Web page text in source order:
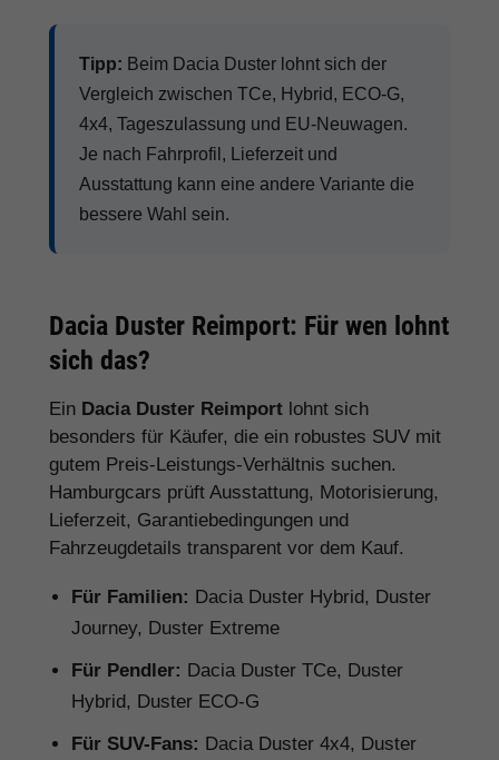
Tipp: Beim Dacia Duster lohnt sich der
Vergleich zwischen TCe, Hybrid, ECO-G,
4x4, Tageszulassung und EU-Neuwagen.
Je nach Fahrprofil, Lieferzeit und
Ausstattung kann eine andere Variante die
bessere Wahl sein.
Dacia Duster Reimport: Für wen lohnt
sich das?
Ein Dacia Duster Reimport lohnt sich
besonders für Käufer, die ein robustes SUV mit
gutem Preis-Leistungs-Verhältnis suchen.
Hamburgcars prüft Ausstattung, Motorisierung,
Lieferzeit, Garantiebedingungen und
Fahrzeugdetails transparent vor dem Kauf.
Für Familien: Dacia Duster Hybrid, Duster
Journey, Duster Extreme
Für Pendler: Dacia Duster TCe, Duster
Hybrid, Duster ECO-G
Für SUV-Fans: Dacia Duster 4x4, Duster